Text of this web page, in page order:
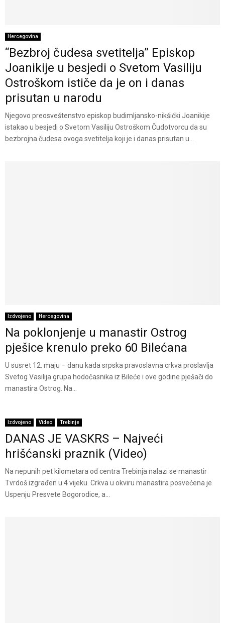
Hercegovina
“Bezbroj čudesa svetitelja” Episkop
Joanikije u besjedi o Svetom Vasiliju
Ostroškom ističe da je on i danas
prisutan u narodu
Njegovo preosveštenstvo episkop budimljansko-nikšićki Joanikije
istakao u besjedi o Svetom Vasiliju Ostroškom Čudotvorcu da su
bezbrojna čudesa ovoga svetitelja koji je i danas prisutan u...
Izdvojeno Hercegovina
Na poklonjenje u manastir Ostrog
pješice krenulo preko 60 Bilećana
U susret 12. maju – danu kada srpska pravoslavna crkva proslavlja
Svetog Vasilija grupa hodočasnika iz Bileće i ove godine pješači do
manastira Ostrog. Na...
Izdvojeno Video Trebinje
DANAS JE VASKRS – Najveći
hrišćanski praznik (Video)
Na nepunih pet kilometara od centra Trebinja nalazi se manastir
Tvrdoš izgrađen u 4 vijeku. Crkva u okviru manastira posvećena je
Uspenju Presvete Bogorodice, a...